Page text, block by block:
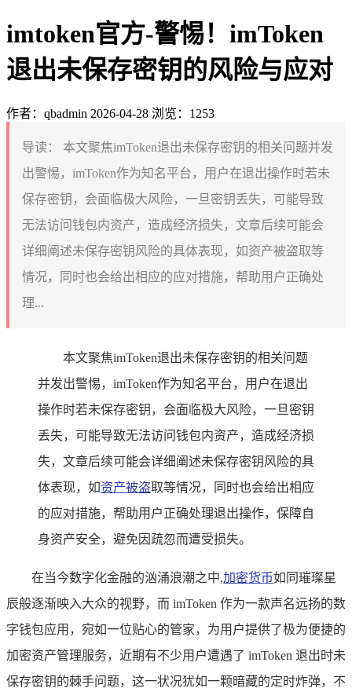
imtoken官方-警惕！imToken
退出未保存密钥的风险与应对
作者：qbadmin 2026-04-28 浏览：1253
导读：
本文聚焦imToken退出未保存密钥的相关问题并发
出警惕，imToken作为知名平台，用户在退出操作时若未
保存密钥，会面临极大风险，一旦密钥丢失，可能导致
无法访问钱包内资产，造成经济损失，文章后续可能会
详细阐述未保存密钥风险的具体表现，如资产被盗取等
情况，同时也会给出相应的应对措施，帮助用户正确处
理...
本文聚焦imToken退出未保存密钥的相关问题
并发出警惕，imToken作为知名平台，用户在退出
操作时若未保存密钥，会面临极大风险，一旦密钥
丢失，可能导致无法访问钱包内资产，造成经济损
失，文章后续可能会详细阐述未保存密钥风险的具
体表现，如资产被盗取等情况，同时也会给出相应
的应对措施，帮助用户正确处理退出操作，保障自
身资产安全，避免因疏忽而遭受损失。
在当今数字化金融的汹涌浪潮之中,加密货币如同璀璨星
辰般逐渐映入大众的视野，而 imToken 作为一款声名远扬的数
字钱包应用，宛如一位贴心的管家，为用户提供了极为便捷的
加密资产管理服务，近期有不少用户遭遇了 imToken 退出时未
保存密钥的棘手问题，这一状况犹如一颗暗藏的定时炸弹，不